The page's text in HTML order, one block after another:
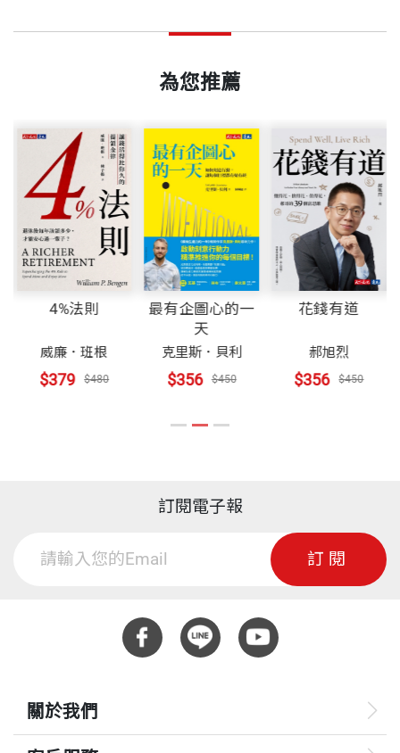
第 16 章 傳遞企業價值最好方法，是讓每個人都懂
第 17 章 讓溝通成為投資，而不是浪費
第 18 章 情理法，管理的順序
第 19 章 打造「家文化」，把信念落實在每一天的行
第四部 長期主義的堅持：贏得尊重與信任
第 20 章 贏得市場信任，是以年計算的長期工作
第 21 章 做對事的兩個檢查標準：可複製、可持續
第 22 章 精準判斷最佳擴張時機
第 26 章 事業是人生的舞台，如何讓工作與價值一
第 27 章 用三十年眼光做決策，培養人生的長期思維
​第 30 章 低調做人，高規格做事
大，你就沒有發展空間；再看它做不做得久，做不
可不可敬，也就是客戶和夥伴尊不尊敬它，不可敬的
意外的，這套邏輯愈說愈通順，後來我把同樣的話拿
來跟想創業的夥伴講、跟公司內部的主管講、跟身邊
其他的經營者或企業高階主管講。我發現不管對象是
誰，這三個問題都問得通。要不要接下一個機會、要
不要投入一段合作，甚至是要不要跟一個人度過一
生，把可大、可久、可敬問一遍，很多原本糾結的選
擇就會清楚很多。於是，這六個字便從一句脫口而出
的話，變成我們公司做任何決策時的羅盤。這個羅盤
不能持續，最後再看值不值得敬重。這個順序幫你判
斷方向，避免一開始就走錯路。但你選好了、開始做
的時候，順序要倒過來，也就是先從可敬做起，把事
續，持續帶來規模。可敬則可久，可久則可大。
是全書三十個章節的主軸，以及它在經營中的各種展
開。但在你開始讀之前，有幾件事我想先說清楚。
源；2021年，成立保險科技事業部，打造AI專業領域
大模型的事業第二成長曲線。
「心懷保險行銷，放眼全球保險」為其創辦保險行銷
集團的初衷，也是他畢生志業的縮影。四十三年的發
展下，保險行銷集團已形成涵蓋專業出版、國際會
議、認證培訓、生態調研、AI科技賦能與愛心公益的
國際化艦隊式經營架構，協助華人保險從業人員看見
世界，也讓世界重新定位華人保險從業人員的專業價
值與國際地位，是當代華人金融保險教育界最具代表
曾任美好金融內容部資深撰述、《30雜誌》記者。合
著有《情境智慧》、《極限賽局》、《投資的底氣》
洲卓越新聞獎、台灣醫療報導獎。
重量 448
為您推薦
4%法則
威廉．班根
$379 $480
最有企圖心的一
天
克里斯．貝利
$356 $450
花錢有道
郝旭烈
$356 $450
訂閱電子報
訂閱
關於我們